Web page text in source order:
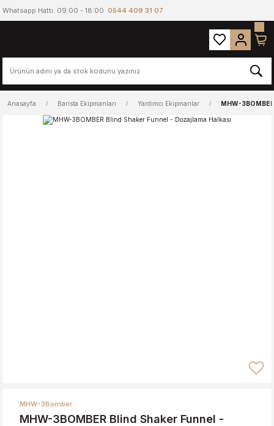
Whatsapp Hattı. 09:00 - 18:00 0544 409 31 07
Anasayfa Barista Ekipmanları Yardımcı Ekipmanlar MHW-
MHW-3Bomber
MHW-3BOMBER Blind Shaker Funnel -